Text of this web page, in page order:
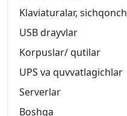
Klaviaturalar,
USB drayvlar
Korpuslar/ qutilar
UPS va quvvatlagichlar
Serverlar
Boshqa